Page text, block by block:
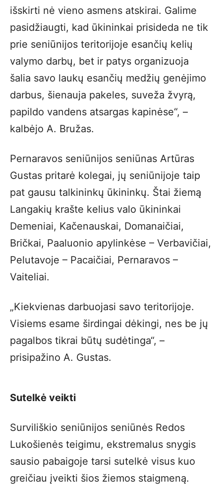
išskirti nė vieno asmens atskirai. Galime
pasidžiaugti, kad ūkininkai prisideda ne tik
prie seniūnijos teritorijoje esančių kelių
valymo darbų, bet ir patys organizuoja
šalia savo laukų esančių medžių genėjimo
darbus, šienauja pakeles, suveža žvyrą,
papildo vandens atsargas kapinėse“, –
kalbėjo A. Bružas.
Pernaravos seniūnijos seniūnas Artūras
Gustas pritarė kolegai, jų seniūnijoje taip
pat gausu talkininkų ūkininkų. Štai žiemą
Langakių krašte kelius valo ūkininkai
Demeniai, Kačenauskai, Domanaičiai,
Bričkai, Paaluonio apylinkėse – Verbavičiai,
Pelutavoje – Pacaičiai, Pernaravos –
Vaiteliai.
„Kiekvienas darbuojasi savo teritorijoje.
Visiems esame širdingai dėkingi, nes be jų
pagalbos tikrai būtų sudėtinga“, –
prisipažino A. Gustas.
Sutelkė veikti
Surviliškio seniūnijos seniūnės Redos
Lukošienės teigimu, ekstremalus snygis
sausio pabaigoje tarsi sutelkė visus kuo
greičiau įveikti šios žiemos staigmeną.